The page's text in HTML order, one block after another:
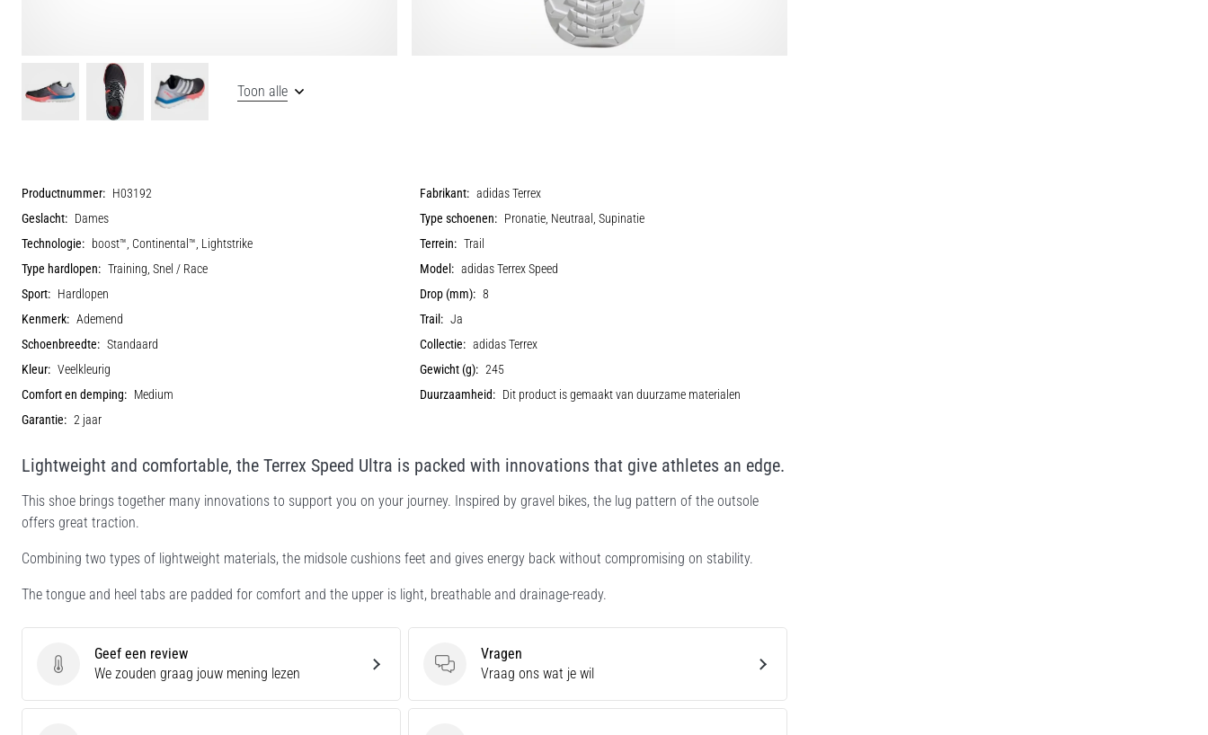
Toon alle
Productnummer: H03192 Fabrikant: adidas Terrex
Geslacht: Dames Type schoenen: Pronatie, Neutraal, Supinatie
Technologie: boost™, Continental™, Lightstrike Terrein: Trail
Type hardlopen: Training, Snel / Race Model: adidas Terrex Speed
Sport: Hardlopen Drop (mm): 8
Kenmerk: Ademend Trail: Ja
Schoenbreedte: Standaard Collectie: adidas Terrex
Kleur: Veelkleurig Gewicht (g): 245
Comfort en demping: Medium Duurzaamheid: Dit product is gemaakt van duurzame materialen
Garantie: 2 jaar
Lightweight and comfortable, the Terrex Speed Ultra is packed with innovations that give athletes an edge.
This shoe brings together many innovations to support you on your journey. Inspired by gravel bikes, the lug pattern of the outsole
offers great traction.
Combining two types of lightweight materials, the midsole cushions feet and gives energy back without compromising on stability.
The tongue and heel tabs are padded for comfort and the upper is light, breathable and drainage-ready.
Geef een review
Geef een review
We zouden graag jouw mening lezen
Vragen
Vragen
Vraag ons wat je wil